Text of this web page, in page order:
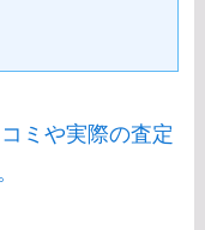
ミや実際の査定